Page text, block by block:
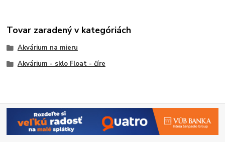
Tovar zaradený v kategóriách
Akvárium na mieru
Akvárium - sklo Float - číre